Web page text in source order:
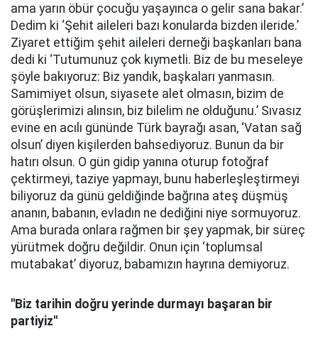
ama yarın öbür çocuğu yaşayınca o gelir sana bakar.’
Dedim ki ‘Şehit aileleri bazı konularda bizden ileride.’
Ziyaret ettiğim şehit aileleri derneği başkanları bana
dedi ki ‘Tutumunuz çok kıymetli. Biz de bu meseleye
şöyle bakıyoruz: Biz yandık, başkaları yanmasın.
Samimiyet olsun, siyasete alet olmasın, bizim de
görüşlerimizi alınsın, biz bilelim ne olduğunu.’ Sıvasız
evine en acılı gününde Türk bayrağı asan, ‘Vatan sağ
olsun’ diyen kişilerden bahsediyoruz. Bunun da bir
hatırı olsun. O gün gidip yanına oturup fotoğraf
çektirmeyi, taziye yapmayı, bunu haberleşleştirmeyi
biliyoruz da günü geldiğinde bağrına ateş düşmüş
ananın, babanın, evladın ne dediğini niye sormuyoruz.
Ama burada onlara rağmen bir şey yapmak, bir süreç
yürütmek doğru değildir. Onun için ‘toplumsal
mutabakat’ diyoruz, babamızın hayrına demiyoruz.
''Biz tarihin doğru yerinde durmayı başaran bir
partiyiz''